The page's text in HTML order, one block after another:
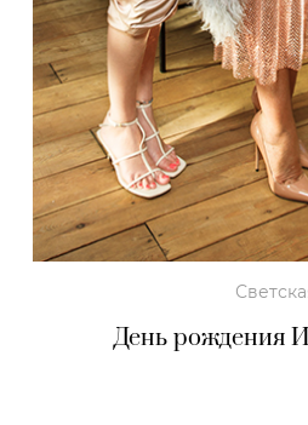
День рождения